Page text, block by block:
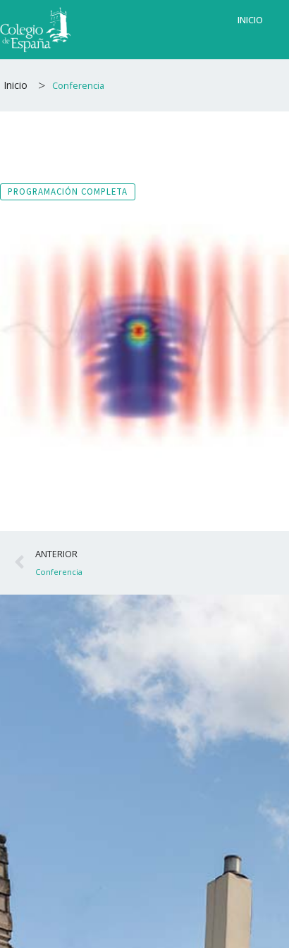
al
contenido
INICIO
Inicio > Conferencia
PROGRAMACIÓN COMPLETA
Ant
ANTERIOR
Conferencia